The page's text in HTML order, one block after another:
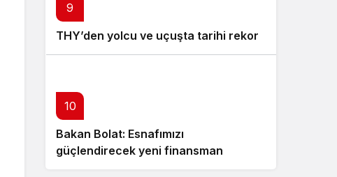
9
THY’den yolcu ve uçuşta tarihi rekor
10
Bakan Bolat: Esnafımızı
güçlendirecek yeni finansman